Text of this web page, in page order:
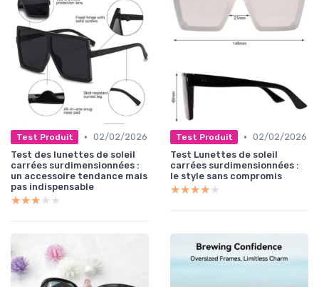
Test Produit • 02/02/2026
Test des lunettes de soleil
carrées surdimensionnées :
un accessoire tendance mais
pas indispensable
★★★★★
★★★★★
Test Produit • 02/02/2026
Test Lunettes de soleil
carrées surdimensionnées :
le style sans compromis
★★★★★
★★★★★